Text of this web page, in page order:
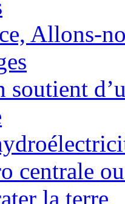
Allons-
soutient
centrale
la terre